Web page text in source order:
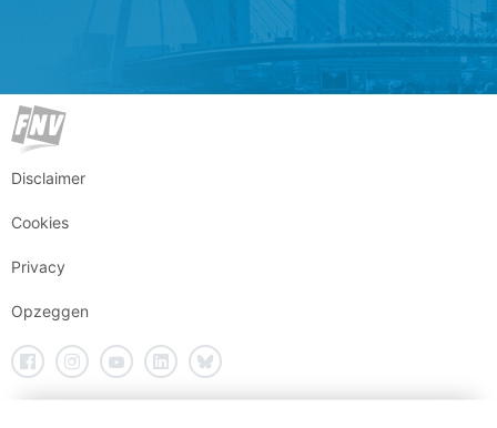
Disclaimer
Cookies
Privacy
Opzeggen